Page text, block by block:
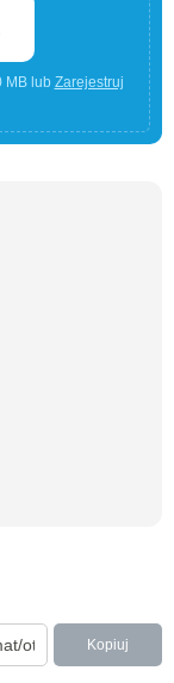
MB lub Zarejestruj
Kopiuj